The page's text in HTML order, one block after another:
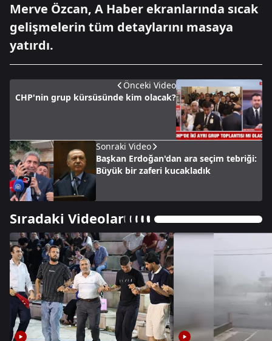
Merve Özcan, A Haber ekranlarında sıcak
gelişmelerin tüm detaylarını masaya
yatırdı.
Önceki Video
CHP'nin grup kürsüsünde kim olacak?
Sonraki Video
Başkan Erdoğan'dan ara seçim tebriği:
Büyük bir zaferi kucakladık
Sıradaki Videolar